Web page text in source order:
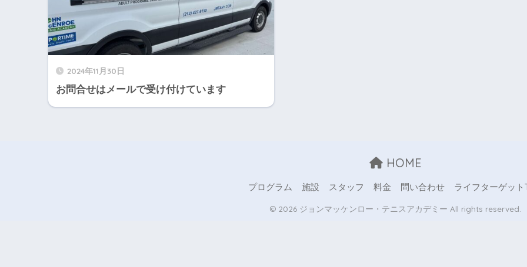
2024年11月30日
お問合せはメールで受け付けています
HOME
プログラム 施設 スタッフ 料金 問い合わせ ライフターゲット
© 2026 ジョンマッケンロー・テニスアカデミー All rights reserved.